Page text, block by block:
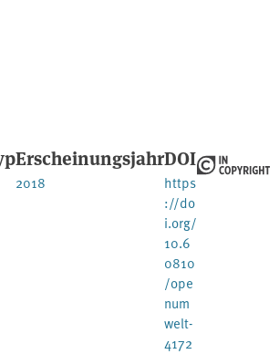
Erscheinungsjahr
2018
DOI
https
://do
i.org/
10.6
0810
/ope
num
welt-
4172